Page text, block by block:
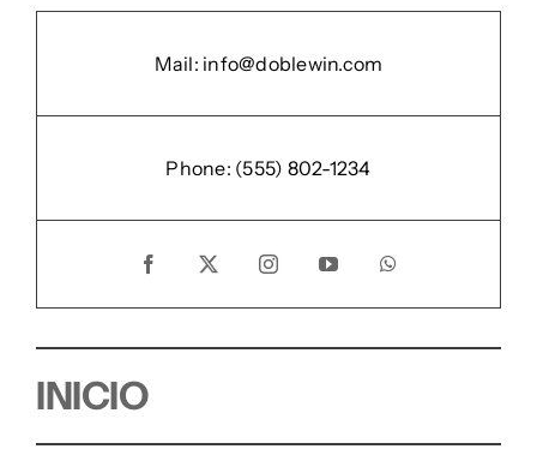
Mail: info@doblewin.com
Phone: (555) 802-1234
INICIO